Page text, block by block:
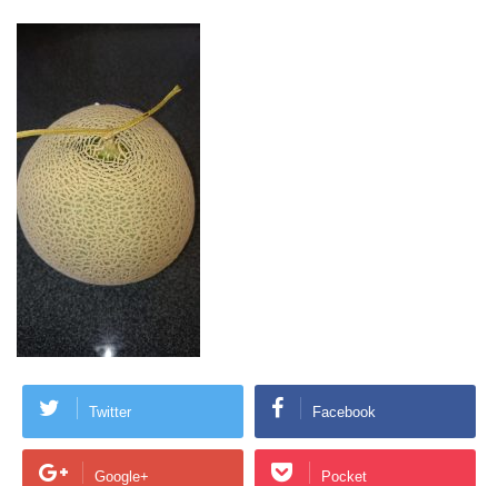
Twitter Facebook
Google+ Pocket